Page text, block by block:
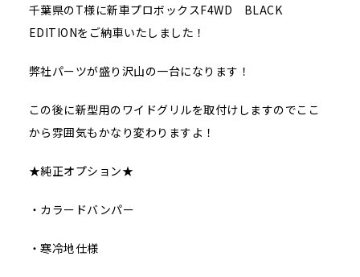
千葉県のT様に新車プロボックスF4WD BLACK
EDITIONをご納車いたしました！
弊社パーツが盛り沢山の一台になります！
この後に新型用のワイドグリルを取付けしますのでここ
から雰囲気もかなり変わりますよ！
★純正オプション★
・カラードバンパー
・寒冷地仕様